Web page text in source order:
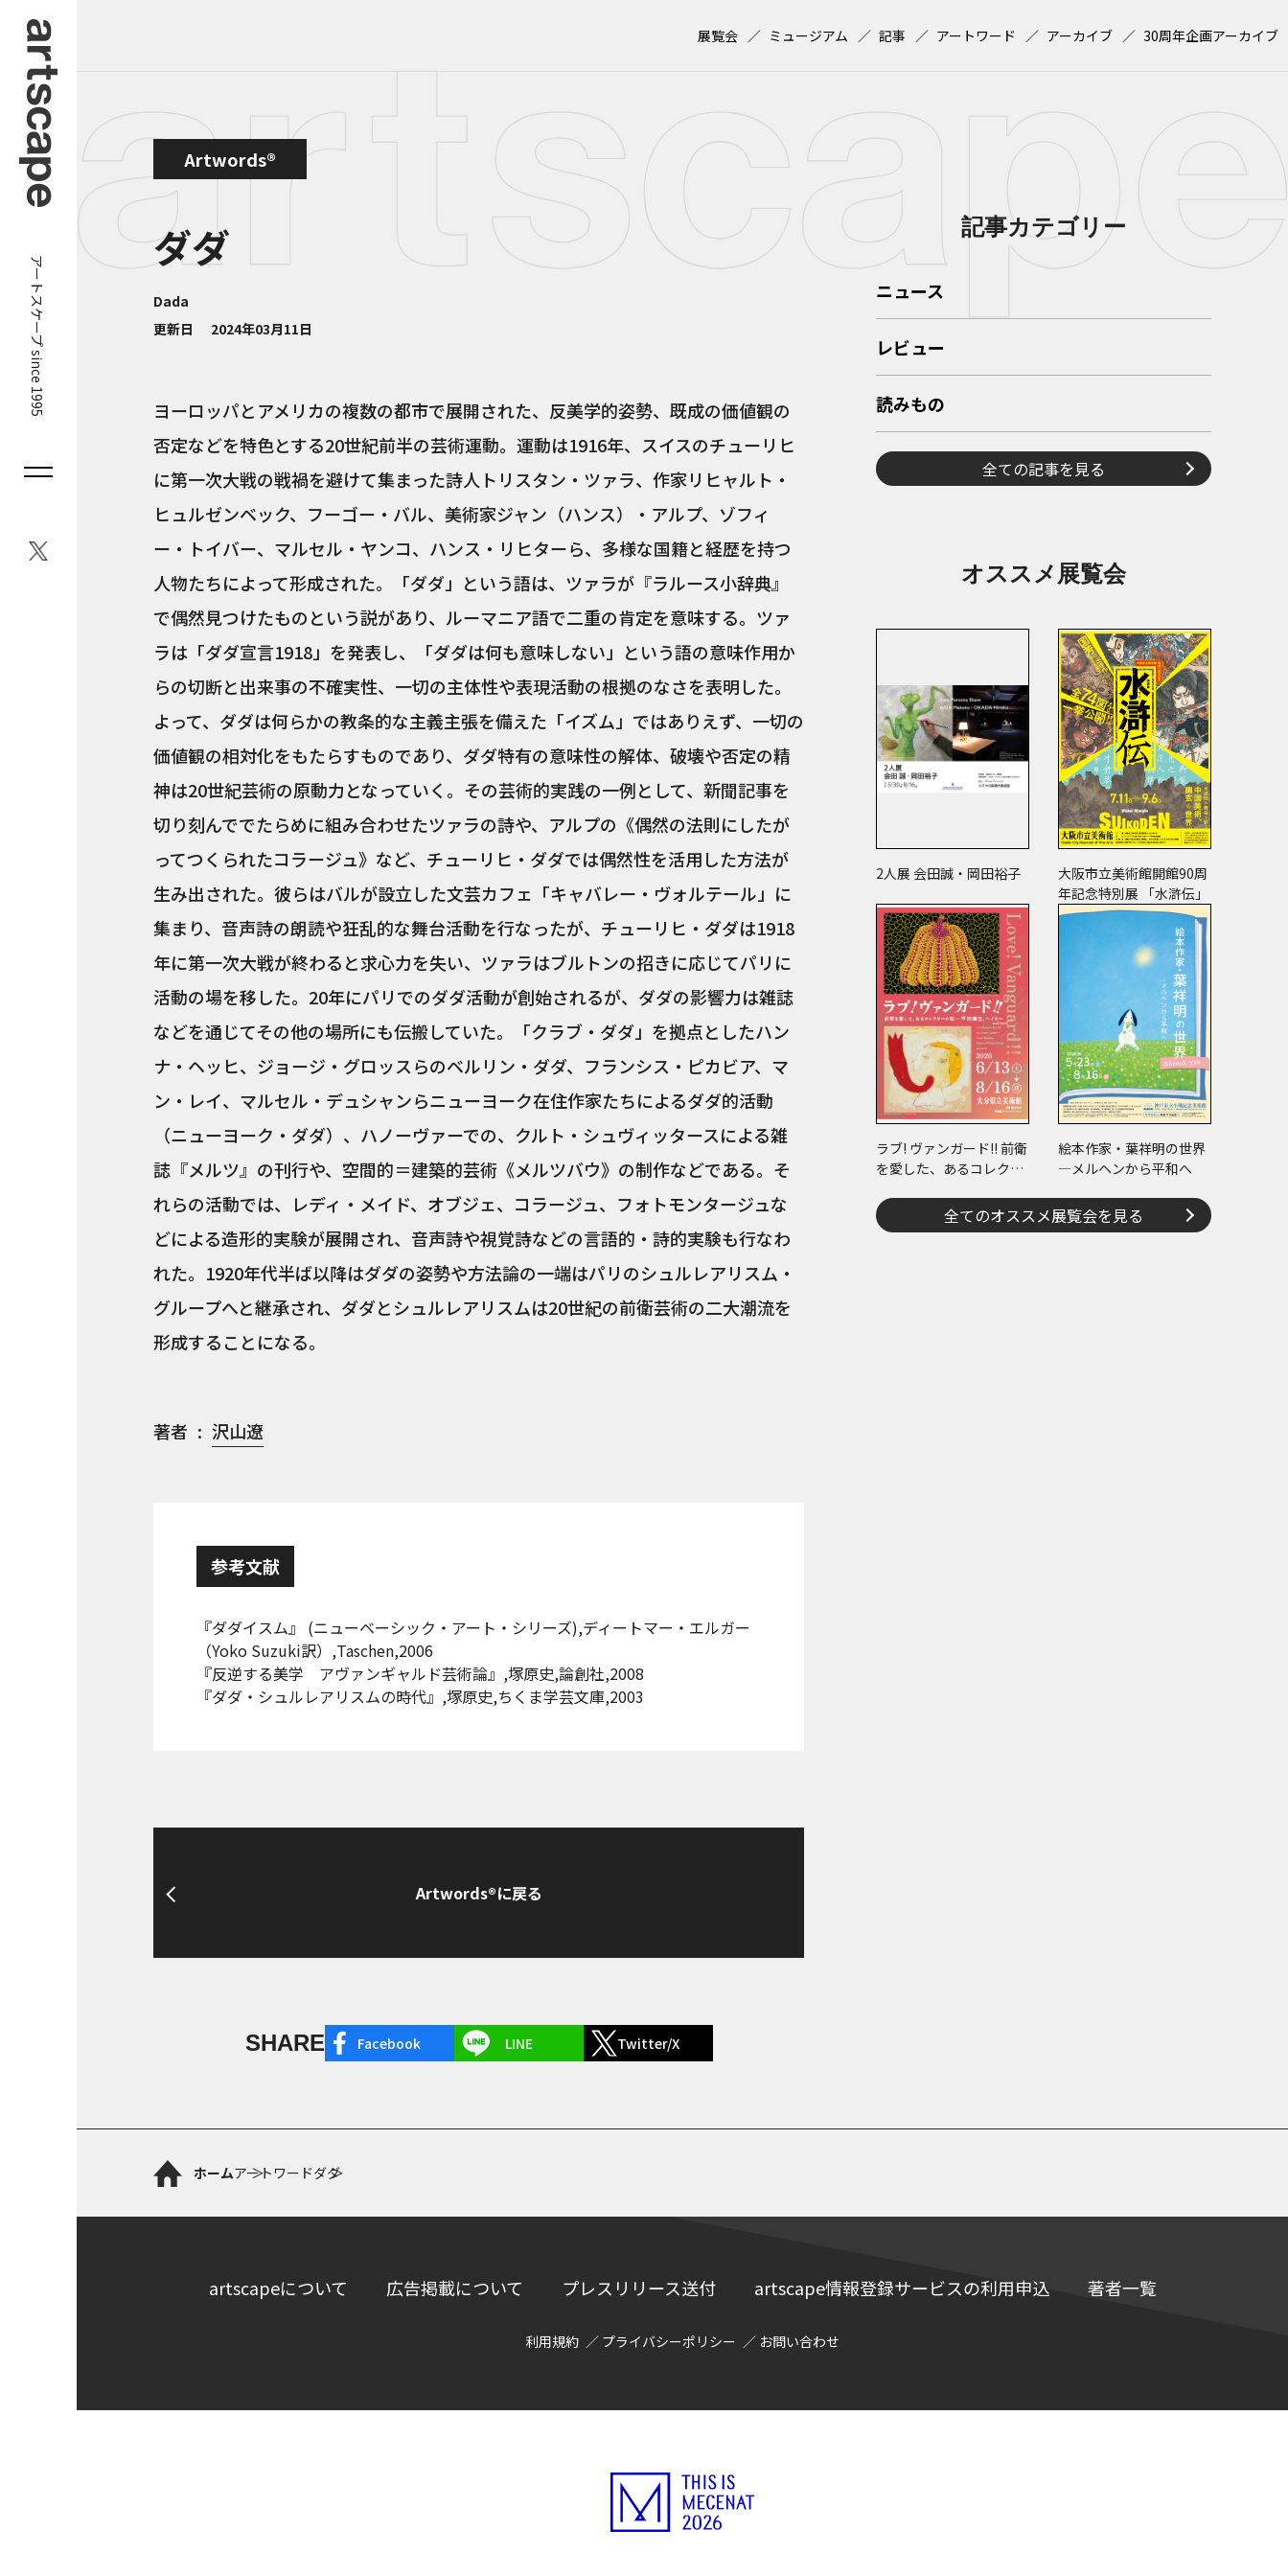
アートスケープ since 1995
展覧会 ミュージアム 記事 アートワード アーカイブ 30周年企画アーカイブ
Artwords®
ダダ
Dada
更新日
2024年03月11日
ヨーロッパとアメリカの複数の都市で展開された、反美学的姿勢、既成の価値観の
否定などを特色とする20世紀前半の芸術運動。運動は1916年、スイスのチューリヒ
に第一次大戦の戦禍を避けて集まった詩人トリスタン・ツァラ、作家リヒャルト・
ヒュルゼンベック、フーゴー・バル、美術家ジャン（ハンス）・アルプ、ゾフィ
ー・トイバー、マルセル・ヤンコ、ハンス・リヒターら、多様な国籍と経歴を持つ
人物たちによって形成された。「ダダ」という語は、ツァラが『ラルース小辞典』
で偶然見つけたものという説があり、ルーマニア語で二重の肯定を意味する。ツァ
ラは「ダダ宣言1918」を発表し、「ダダは何も意味しない」という語の意味作用か
らの切断と出来事の不確実性、一切の主体性や表現活動の根拠のなさを表明した。
よって、ダダは何らかの教条的な主義主張を備えた「イズム」ではありえず、一切の
価値観の相対化をもたらすものであり、ダダ特有の意味性の解体、破壊や否定の精
神は20世紀芸術の原動力となっていく。その芸術的実践の一例として、新聞記事を
切り刻んででたらめに組み合わせたツァラの詩や、アルプの《偶然の法則にしたが
ってつくられたコラージュ》など、チューリヒ・ダダでは偶然性を活用した方法が
生み出された。彼らはバルが設立した文芸カフェ「キャバレー・ヴォルテール」に
集まり、音声詩の朗読や狂乱的な舞台活動を行なったが、チューリヒ・ダダは1918
年に第一次大戦が終わると求心力を失い、ツァラはブルトンの招きに応じてパリに
活動の場を移した。20年にパリでのダダ活動が創始されるが、ダダの影響力は雑誌
などを通じてその他の場所にも伝搬していた。「クラブ・ダダ」を拠点としたハン
ナ・ヘッヒ、ジョージ・グロッスらのベルリン・ダダ、フランシス・ピカビア、マ
ン・レイ、マルセル・デュシャンらニューヨーク在住作家たちによるダダ的活動
（ニューヨーク・ダダ）、ハノーヴァーでの、クルト・シュヴィッタースによる雑
誌『メルツ』の刊行や、空間的＝建築的芸術《メルツバウ》の制作などである。そ
れらの活動では、レディ・メイド、オブジェ、コラージュ、フォトモンタージュな
どによる造形的実験が展開され、音声詩や視覚詩などの言語的・詩的実験も行なわ
れた。1920年代半ば以降はダダの姿勢や方法論の一端はパリのシュルレアリスム・
グループへと継承され、ダダとシュルレアリスムは20世紀の前衛芸術の二大潮流を
形成することになる。
著者 沢山遼
参考文献
『ダダイスム』 (ニューベーシック・アート・シリーズ),ディートマー・エルガー
（Yoko Suzuki訳）,Taschen,2006
『反逆する美学 アヴァンギャルド芸術論』,塚原史,論創社,2008
『ダダ・シュルレアリスムの時代』,塚原史,ちくま学芸文庫,2003
Artwords®に戻る
SHARE Facebook LINE Twitter/X
記事カテゴリー
ニュース
レビュー
読みもの
全ての記事を見る
オススメ展覧会
2人展 会田誠・岡田裕子
大阪市立美術館開館90周
年記念特別展 「水滸伝」
ラブ! ヴァンガード!! 前衛
を愛した、あるコレクタ
ター and more
絵本作家・葉祥明の世界
―メルヘンから平和へ
全てのオススメ展覧会を見る
ホームアートワードダダ
artscapeについて 広告掲載について プレスリリース送付 artscape情報登録サービスの利用申込 著者一覧
利用規約 プライバシーポリシー お問い合わせ